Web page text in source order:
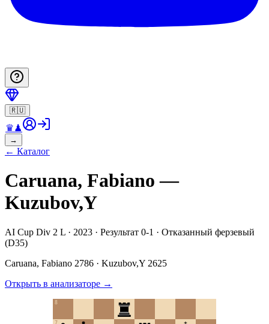
🇷🇺
♛♟
→
← Каталог
Caruana, Fabiano —
Kuzubov,Y
AI Cup Div 2 L · 2023 · Результат 0-1 · Отказанный ферзевый
(D35)
Caruana, Fabiano 2786 · Kuzubov,Y 2625
Открыть в анализаторе →
7
8